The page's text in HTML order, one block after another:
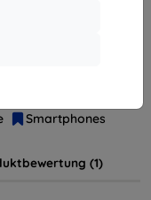
Smartphones
(1)